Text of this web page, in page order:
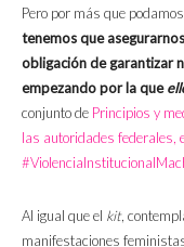
Pero por más que
tenemos que
obligación de garantizar
empezando por la que
conjunto de Principios y
las autoridades federales,
Al igual que el kit,
manifestaciones